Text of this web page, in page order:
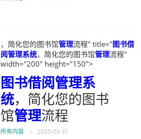
，简化您的图书馆管理流程" title="图书借
阅管理系统，简化您的图书馆管理流程"
width="200" height="150">
图书借阅管理系
统，简化您的图书
馆管理流程
所有内容 • 2025-03-31